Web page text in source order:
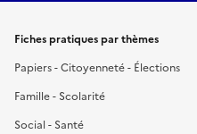
Fiches pratiques par thèmes
Papiers - Citoyenneté - Élections
Famille - Scolarité
Social - Santé